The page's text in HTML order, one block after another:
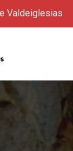
Valdeiglesias